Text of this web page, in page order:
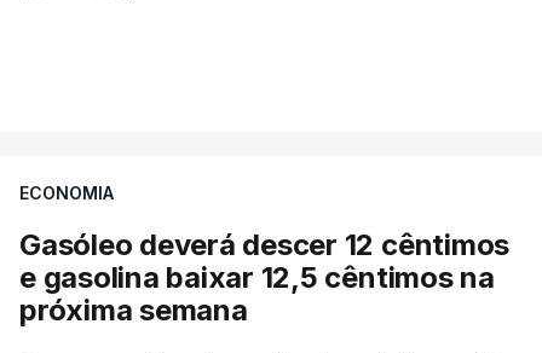
ECONOMIA
Gasóleo deverá descer 12 cêntimos
e gasolina baixar 12,5 cêntimos na
próxima semana